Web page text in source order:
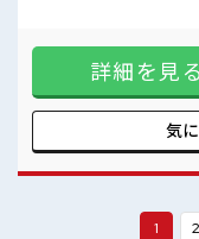
持ち物が多いあなた
ロッカー付き職場♪
OK！ ≪プラ
ることもあ
週末は家族
自分らしく
由！ (規定有) ■職場の雰囲気 キバツ過ぎなければ髪色・
は自由！
ロッカー付
詳細を見る
気
1 2